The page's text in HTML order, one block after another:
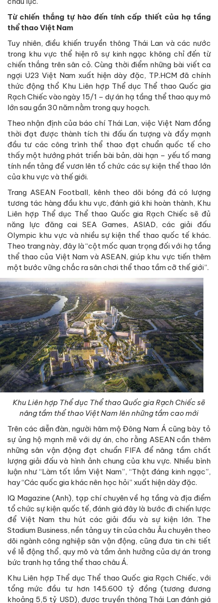
Từ chiến thắng tự hào đến tính cấp thiết của hạ tầng
thể thao Việt Nam
Tuy nhiên, điều khiến truyền thông Thái Lan và các nước
trong khu vực thể hiện rõ sự kinh ngạc không chỉ đến từ
chiến thắng trên sân cỏ. Cùng thời điểm những bài viết ca
ngợi U23 Việt Nam xuất hiện dày đặc, TP.HCM đã chính
thức động thổ Khu Liên hợp Thể dục Thể thao Quốc gia
Rạch Chiếc vào ngày 15/1 – dự án hạ tầng thể thao quy mô
lớn sau gần 30 năm nằm trong quy hoạch.
Theo nhận định của báo chí Thái Lan, việc Việt Nam đồng
thời đạt được thành tích thi đấu ấn tượng và đẩy mạnh
đầu tư các công trình thể thao đạt chuẩn quốc tế cho
thấy một hướng phát triển bài bản, dài hạn – yếu tố mang
tính nền tảng để vươn lên tổ chức các sự kiện thể thao lớn
của khu vực và thế giới.
Trang ASEAN Football, kênh theo dõi bóng đá có lượng
tương tác hàng đầu khu vực, đánh giá khi hoàn thành, Khu
Liên hợp Thể dục Thể thao Quốc gia Rạch Chiếc sẽ đủ
năng lực đăng cai SEA Games, ASIAD, các giải đấu
Olympic khu vực và nhiều sự kiện thể thao quốc tế khác.
Theo trang này, đây là “cột mốc quan trọng đối với hạ tầng
thể thao của Việt Nam và ASEAN, giúp khu vực tiến thêm
một bước vững chắc ra sân chơi thể thao tầm cỡ thế giới”.
Khu Liên hợp Thể dục Thể thao Quốc gia Rạch Chiếc sẽ
nâng tầm thể thao Việt Nam lên những tầm cao mới
Trên các diễn đàn, người hâm mộ Đông Nam Á cũng bày tỏ
sự ủng hộ mạnh mẽ với dự án, cho rằng ASEAN cần thêm
những sân vận động đạt chuẩn FIFA để nâng tầm chất
lượng giải đấu và hình ảnh chung của khu vực. Nhiều bình
luận như “Làm tốt lắm Việt Nam”, “Thật đáng kinh ngạc”,
hay “Các quốc gia khác nên học hỏi” xuất hiện dày đặc.
IQ Magazine (Anh), tạp chí chuyên về hạ tầng và địa điểm
tổ chức sự kiện quốc tế, đánh giá đây là bước đi chiến lược
để Việt Nam thu hút các giải đấu và sự kiện lớn. The
Stadium Business, nền tảng uy tín của châu Âu chuyên theo
dõi ngành công nghiệp sân vận động, cũng đưa tin chi tiết
về lễ động thổ, quy mô và tầm ảnh hưởng của dự án trong
bức tranh hạ tầng thể thao châu Á.
Khu Liên hợp Thể dục Thể thao Quốc gia Rạch Chiếc, với
tổng mức đầu tư hơn 145.600 tỷ đồng (tương đương
khoảng 5,5 tỷ USD), được truyền thông Thái Lan đánh giá